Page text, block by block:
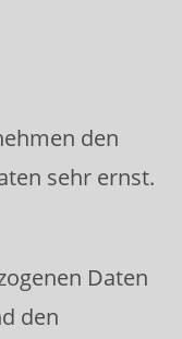
den
sehr ernst.
Daten
den